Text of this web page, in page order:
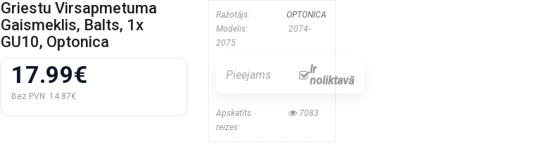
Griestu Virsapmetuma
Gaismeklis, Balts, 1x
GU10, Optonica
17.99€
Bez PVN: 14.87€
Ražotājs:
OPTONICA
Modelis:
2074-
2075
Pieejams
Ir
noliktavā
Apskatīts
7083
reizes